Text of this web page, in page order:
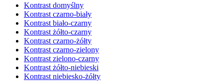
Kontrast domyślny
Kontrast czarno-biały
Kontrast biało-czarny
Kontrast żółto-czarny
Kontrast czarno-żółty
Kontrast czarno-zielony
Kontrast zielono-czarny
Kontrast żółto-niebieski
Kontrast niebiesko-żółty